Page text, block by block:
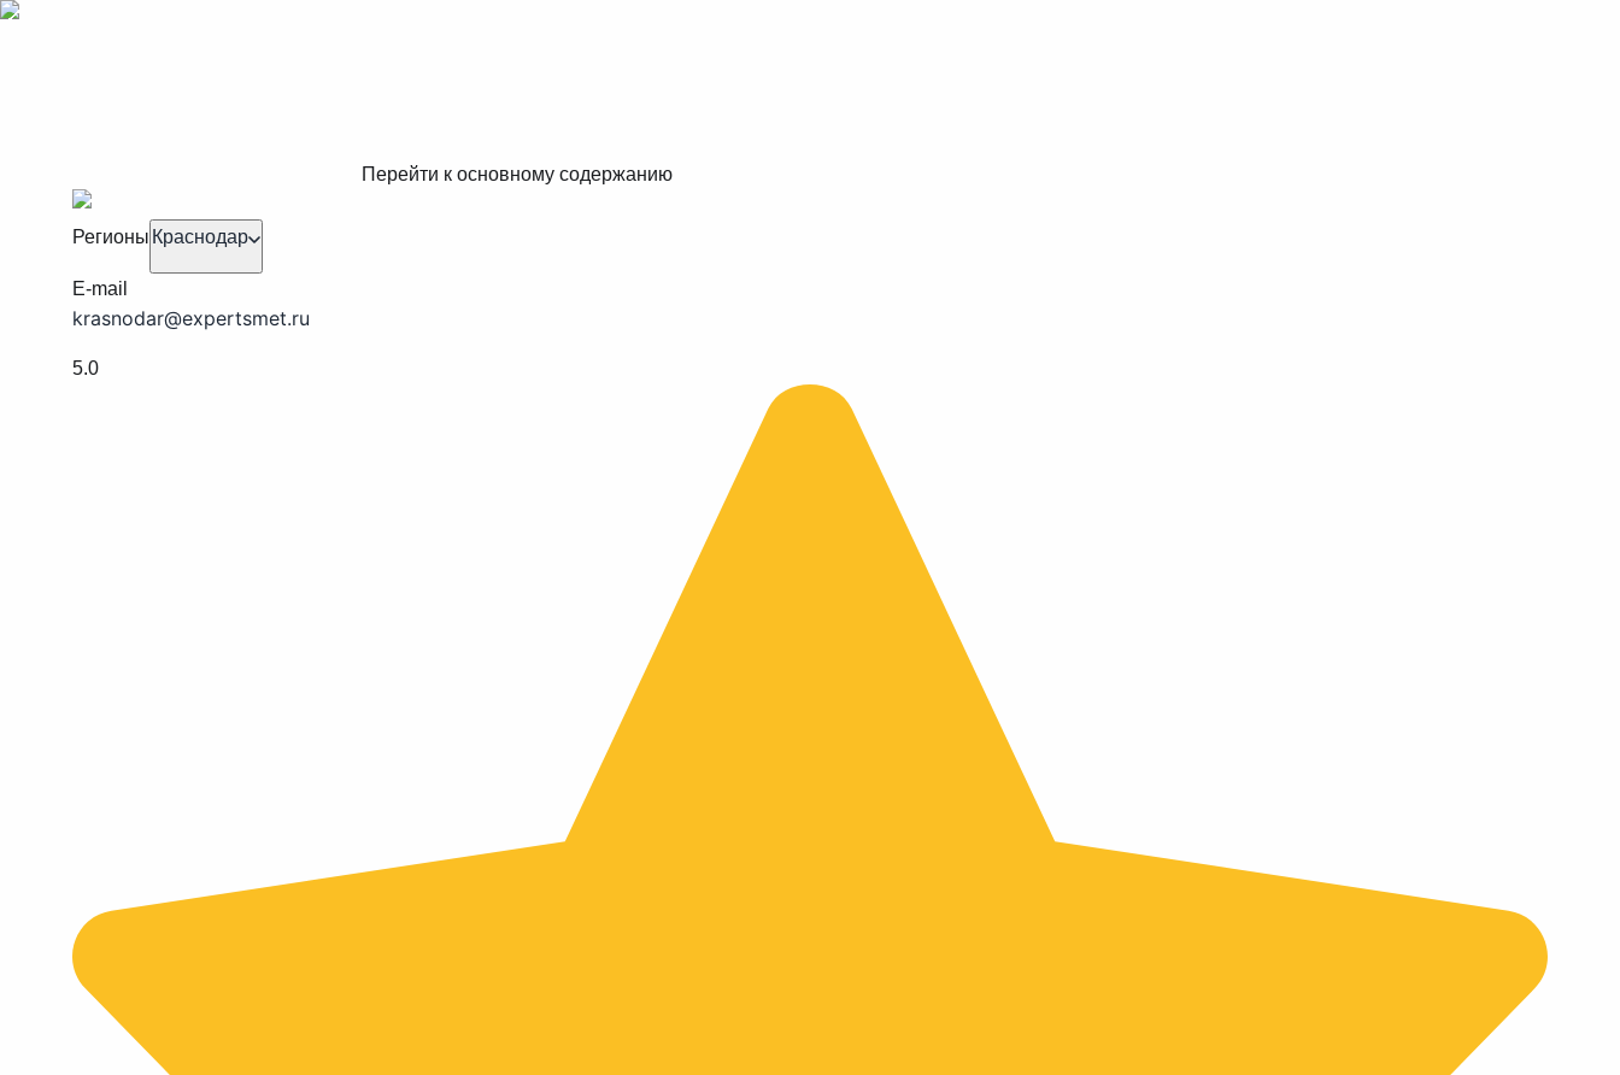
Перейти к основному содержанию
Регионы Краснодар
E-mail
krasnodar@expertsmet.ru
5.0